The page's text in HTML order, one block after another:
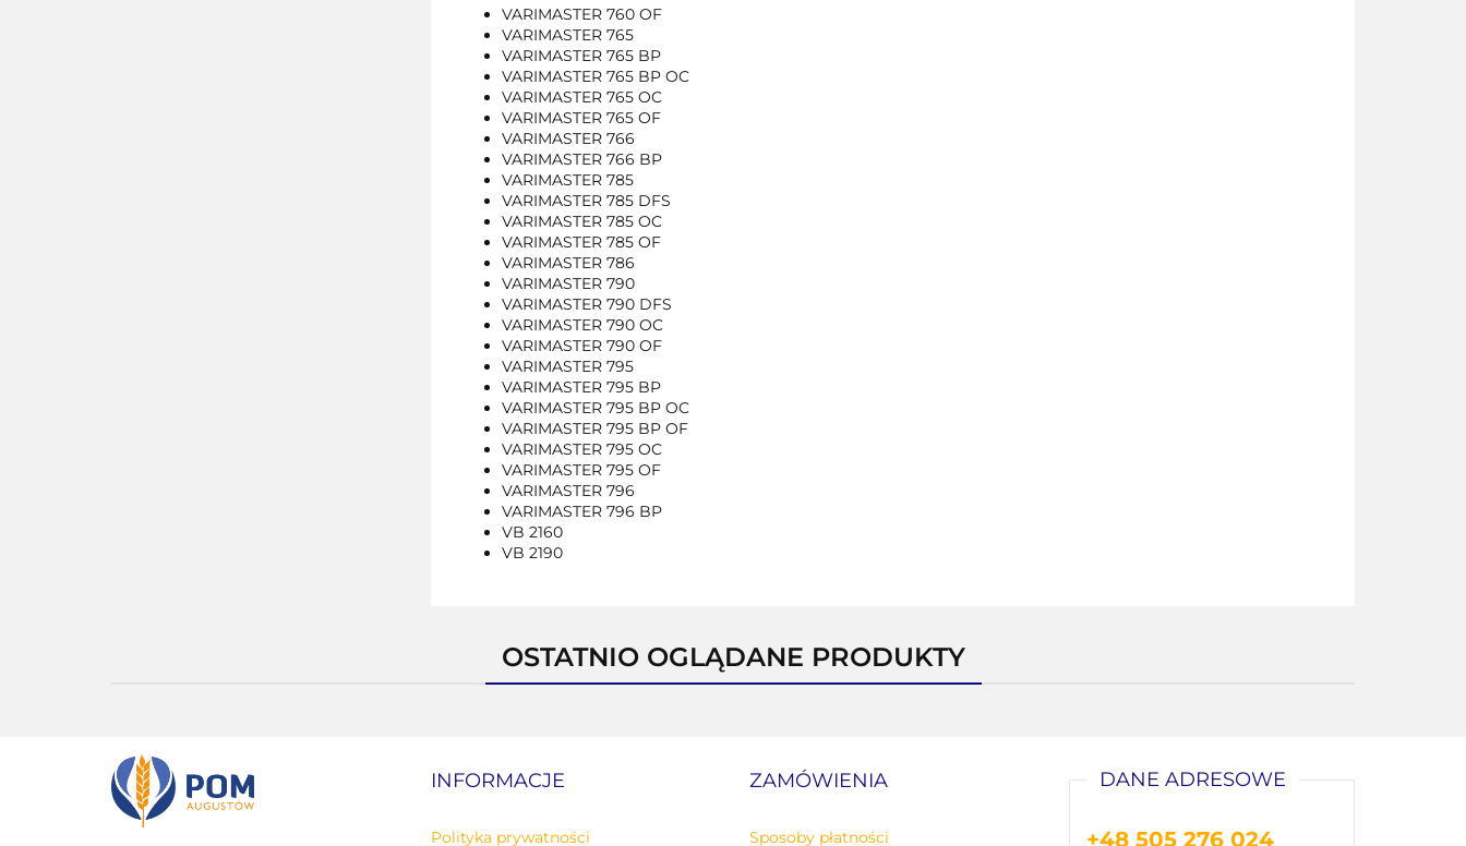
VARIMASTER 760 OF
VARIMASTER 765
VARIMASTER 765 BP
VARIMASTER 765 BP OC
VARIMASTER 765 OC
VARIMASTER 765 OF
VARIMASTER 766
VARIMASTER 766 BP
VARIMASTER 785
VARIMASTER 785 DFS
VARIMASTER 785 OC
VARIMASTER 785 OF
VARIMASTER 786
VARIMASTER 790
VARIMASTER 790 DFS
VARIMASTER 790 OC
VARIMASTER 790 OF
VARIMASTER 795
VARIMASTER 795 BP
VARIMASTER 795 BP OC
VARIMASTER 795 BP OF
VARIMASTER 795 OC
VARIMASTER 795 OF
VARIMASTER 796
VARIMASTER 796 BP
VB 2160
VB 2190
OSTATNIO OGLĄDANE PRODUKTY
INFORMACJE
Polityka prywatności
ZAMÓWIENIA
Sposoby płatności
DANE ADRESOWE
+48 505 276 024